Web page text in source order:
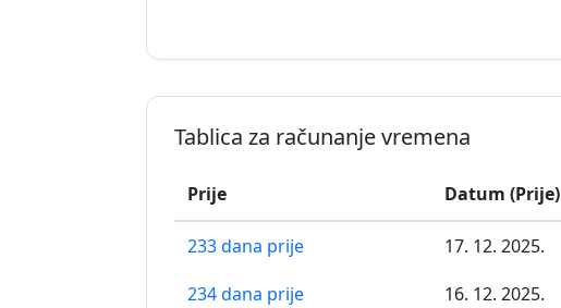
Tablica za računanje vremena
Prije Datum (Prije)
233 dana prije 17. 12. 2025.
234 dana prije
16. 12. 2025.